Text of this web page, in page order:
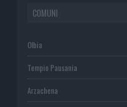
COMUNI
Olbia
Tempio Pausania
Arzachena